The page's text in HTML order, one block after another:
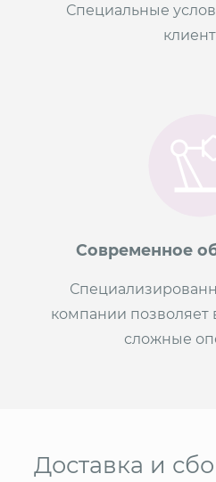
Специальные
Современное
компании позволяет
сложные
Доставка и